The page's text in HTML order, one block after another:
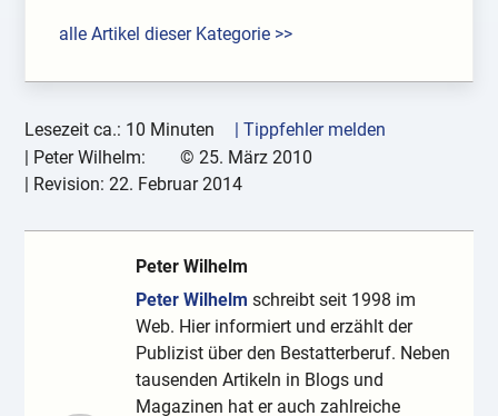
alle Artikel dieser Kategorie >>
Lesezeit ca.: 10 Minuten
| Tippfehler melden
| Peter Wilhelm: © 25. März 2010
| Revision:22. Februar 2014
Peter Wilhelm
Peter Wilhelm schreibt seit 1998 im
Web. Hier informiert und erzählt der
Publizist über den Bestatterberuf. Neben
tausenden Artikeln in Blogs und
Magazinen hat er auch zahlreiche